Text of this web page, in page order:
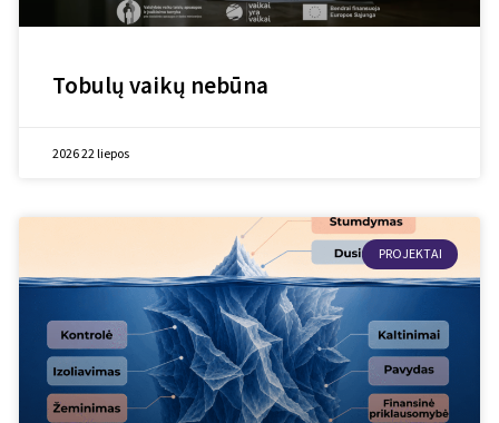
Tobulų vaikų nebūna
2026 22 liepos
PROJEKTAI